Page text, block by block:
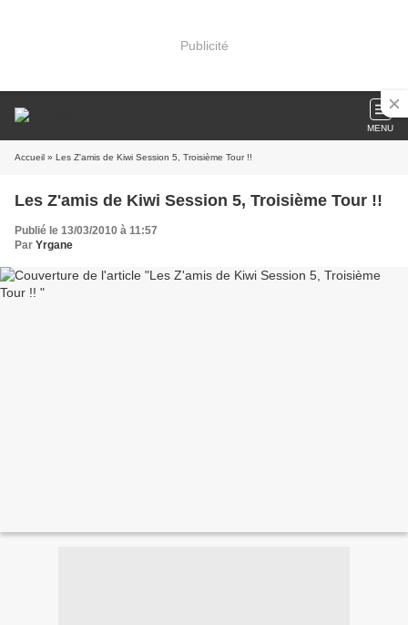
Publicité
MENU
Accueil » Les Z'amis de Kiwi Session 5, Troisième Tour !!
Les Z'amis de Kiwi Session 5, Troisième Tour !!
Publié le 13/03/2010 à 11:57
Par Yrgane